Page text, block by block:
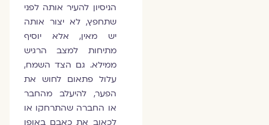
הניסיון להעיר אותה לפני
שתחפץ, לא יצור אותה
יש מאין, אלא יוסיף
מתיחות למצב הרגיש
ממילא. גם הצד השמח,
עלול פתאום לחוש את
הפער, להיעלב מהחבר
או החברה שהתרחקו או
לכאוב את כאבם באופן